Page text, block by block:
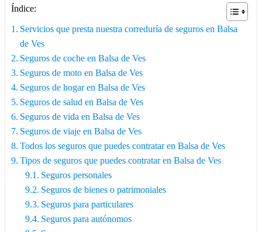
Índice:
Servicios que presta nuestra correduría de seguros en Balsa
de Ves
Seguros de coche en Balsa de Ves
Seguros de moto en Balsa de Ves
Seguros de hogar en Balsa de Ves
Seguros de salud en Balsa de Ves
Seguros de vida en Balsa de Ves
Seguros de viaje en Balsa de Ves
Todos los seguros que puedes contratar en Balsa de Ves
Tipos de seguros que puedes contratar en Balsa de Ves
Seguros personales
Seguros de bienes o patrimoniales
Seguros para particulares
Seguros para autónomos